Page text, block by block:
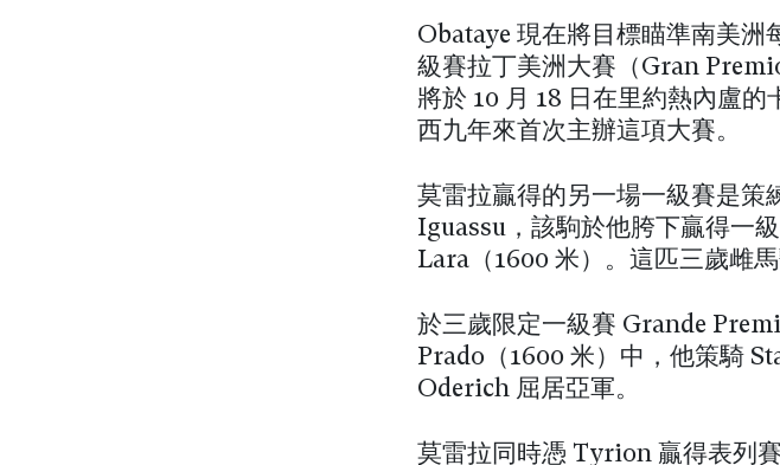
Obataye 現在將目標瞄準南美
級賽拉丁美洲大賽（Gran
將於 10 月 18 日在里約熱內盧
西九年來首次主辦這項大賽。
莫雷拉贏得的另一場一級賽是
Iguassu，該駒於他胯下贏得一
Lara（1600 米）。這匹三歲雌馬
於三歲限定一級賽 Grande
Prado（1600 米）中，他策騎
Oderich 屈居亞軍。
莫雷拉同時憑 Tyrion 贏得表列